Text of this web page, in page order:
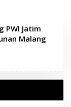
PWI Jatim
Malang